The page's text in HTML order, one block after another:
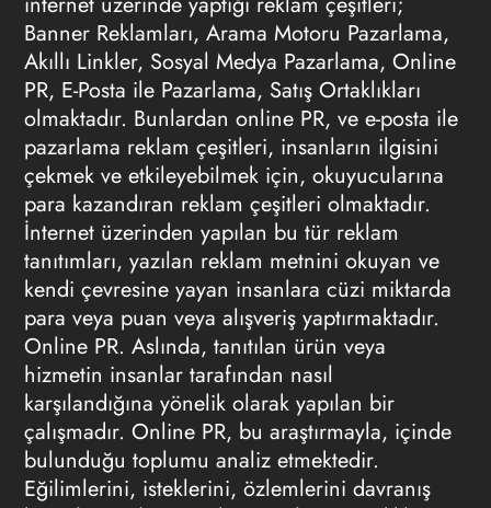
Banner Reklamları, Arama Motoru Pazarlama,
Akıllı Linkler, Sosyal Medya Pazarlama, Online
PR, E-Posta ile Pazarlama, Satış Ortaklıkları
olmaktadır. Bunlardan online PR, ve e-posta ile
pazarlama reklam çeşitleri, insanların ilgisini
çekmek ve etkileyebilmek için, okuyucularına
para kazandıran reklam çeşitleri olmaktadır.
İnternet üzerinden yapılan bu tür reklam
tanıtımları, yazılan reklam metnini okuyan ve
kendi çevresine yayan insanlara cüzi miktarda
para veya puan veya alışveriş yaptırmaktadır.
Online PR. Aslında, tanıtılan ürün veya
hizmetin insanlar tarafından nasıl
karşılandığına yönelik olarak yapılan bir
çalışmadır. Online PR, bu araştırmayla, içinde
bulunduğu toplumu analiz etmektedir.
Eğilimlerini, isteklerini, özlemlerini davranış